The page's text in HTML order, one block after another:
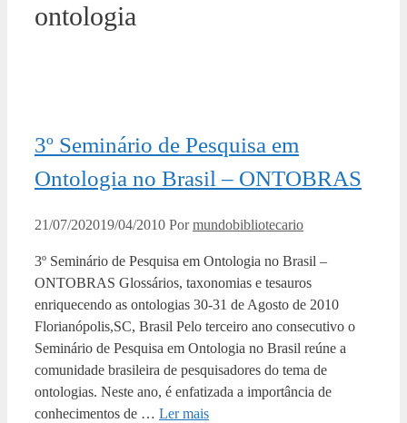
ontologia
3º Seminário de Pesquisa em
Ontologia no Brasil – ONTOBRAS
21/07/202019/04/2010 Pormundobibliotecario
3º Seminário de Pesquisa em Ontologia no Brasil –
ONTOBRAS Glossários, taxonomias e tesauros
enriquecendo as ontologias 30-31 de Agosto de 2010
Florianópolis,SC, Brasil Pelo terceiro ano consecutivo o
Seminário de Pesquisa em Ontologia no Brasil reúne a
comunidade brasileira de pesquisadores do tema de
ontologias. Neste ano, é enfatizada a importância de
conhecimentos de … Ler mais